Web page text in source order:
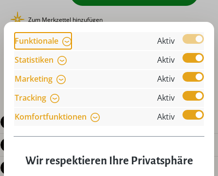
Zum Merkzettel hinzufügen
oder sofort bestellen mit
Beschreibung
Bewertungen
Funktionale
Aktiv
Statistiken
Aktiv
Marketing
Aktiv
Tracking
Aktiv
Komfortfunktionen
Aktiv
Wir respektieren Ihre Privatsphäre